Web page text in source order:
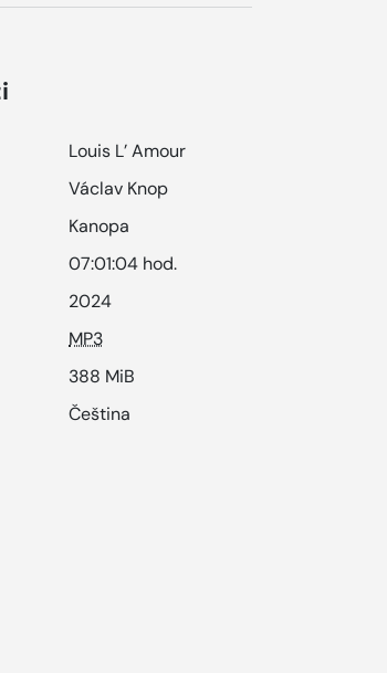
Louis L’ Amour
Václav Knop
Kanopa
07:01:04 hod.
2024
MP3
388 MiB
Čeština